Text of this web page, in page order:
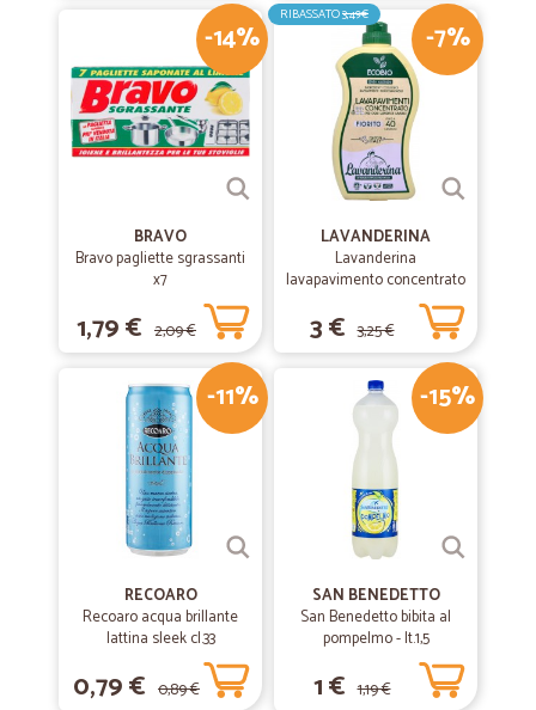
-14%
BRAVO
Bravo pagliette sgrassanti
x7
1,79 € 2,09 €
-7%
RIBASSATO3,49€
LAVANDERINA
Lavanderina
lavapavimento concentrato
3 € 3,25 €
-11%
RECOARO
Recoaro acqua brillante
lattina sleek cl.33
0,79 € 0,89 €
-15%
SAN BENEDETTO
San Benedetto bibita al
pompelmo - lt.1,5
1 € 1,19 €